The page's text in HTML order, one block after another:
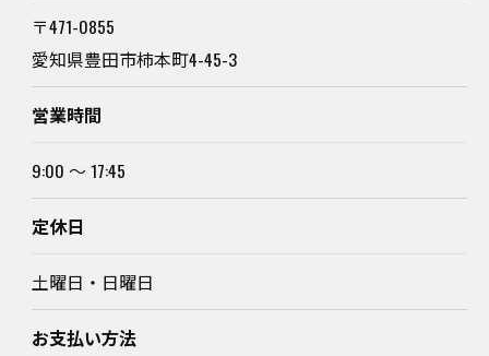
〒471-0855
愛知県豊田市柿本町4-45-3
営業時間
9:00 ～ 17:45
定休日
土曜日・日曜日
お支払い方法